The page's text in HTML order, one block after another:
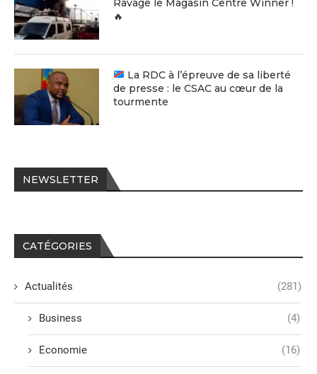
Ravage le Magasin Centre Winner !
🔥
La RDC à l’épreuve de sa liberté
de presse : le CSAC au cœur de la
tourmente
NEWSLETTER
CATÉGORIES
Actualités (281)
Business (4)
Economie (16)